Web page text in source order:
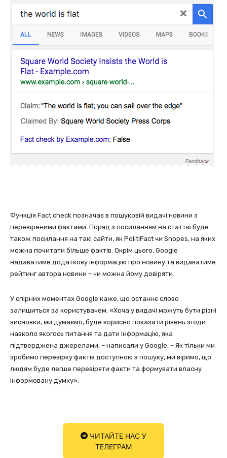
Функція Fact check позначає в пошуковій видачі новини з
перевіреними фактами. Поряд з посиланням на статтю буде
також посилання на такі сайти, як PolitiFact чи Snopes, на яких
можна почитати більше фактів. Окрім цього, Google
надаватиме додаткову інформацію про новину та видаватиме
рейтинг автора новини – чи можна йому довіряти.
У спірних моментах Google каже, що останнє слово
залишиться за користувачем. «Хоча у видачі можуть бути різні
висновки, ми думаємо, буде корисно показати рівень згоди
навколо якогось питання та дати інформацію, яка
підтверджена джерелами, – написали у Google. – Як тільки ми
зробимо перевірку фактів доступною в пошуку, ми віримо, що
людям буде легше перевіряти факти та формувати власну
інформовану думку».
ЧИТАЙТЕ НАС У
ТЕЛЕГРАМ